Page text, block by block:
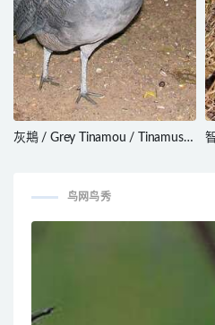
灰䳍 / Grey Tinamou / Tinamus
鸟网鸟秀